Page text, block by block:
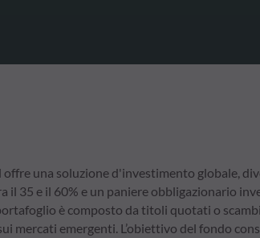
una soluzione d'investimento globale,
il 35 e il 60% e un paniere obbligazionario
è composto da titoli quotati o
mercati emergenti. L’obiettivo del fondo